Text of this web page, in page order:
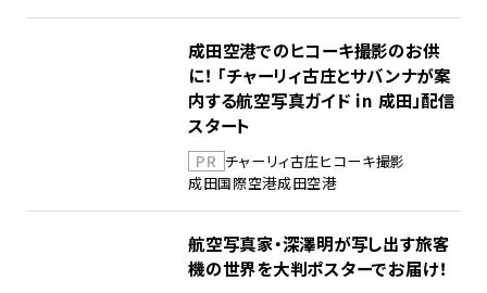
成田空港でのヒコーキ撮影のお供
に！ 「チャーリィ古庄とサバンナが案
内する航空写真ガイド in 成田」配信
スタート
PR チャーリィ古庄ヒコーキ撮影
成田国際空港成田空港
航空写真家・深澤明が写し出す旅客
機の世界を大判ポスターでお届け！